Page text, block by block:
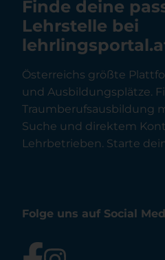
Finde deine
Lehrstelle bei
Österreichs größte
und Ausbildungsplätze.
Traumberufsausbildung
Suche und direktem
Lehrbetrieben. Starte
Folge uns auf Social